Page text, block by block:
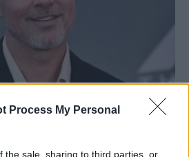
Process My Personal
the sale, sharing to third parties, or
χρόνια νηφάλιος και